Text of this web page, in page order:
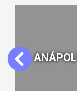
Previous